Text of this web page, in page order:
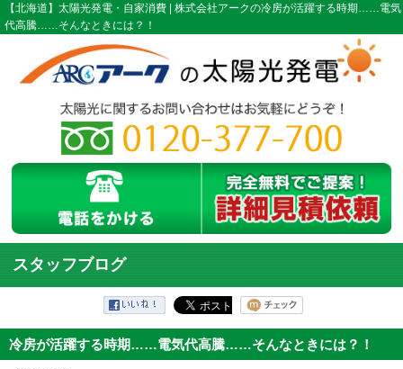
【北海道】太陽光発電・自家消費 | 株式会社アークの冷房が活躍する時期……電気
代高騰……そんなときには？！
スタッフブログ
冷房が活躍する時期……電気代高騰……そんなときには？！